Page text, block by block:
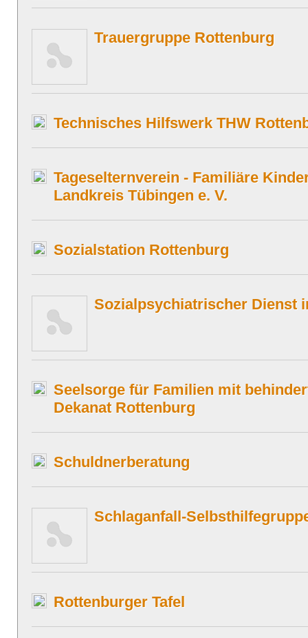
Trauergruppe Rottenburg
Technisches Hilfswerk THW
Tageselternverein - Familiäre
Landkreis Tübingen e. V.
Sozialstation Rottenburg
Sozialpsychiatrischer Dienst
Seelsorge für Familien mit
Dekanat Rottenburg
Schuldnerberatung
Schlaganfall-
Rottenburger Tafel